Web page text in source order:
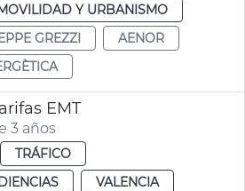
Y URBANISMO
GREZZI
AENOR
EMT
3 años
TRÁFICO
VALENCIA